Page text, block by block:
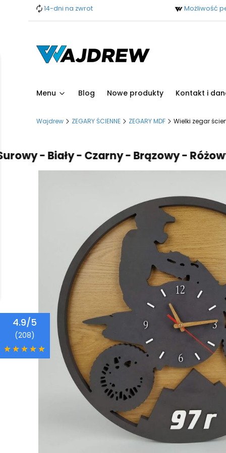
14-dni na zwrot Możliwość
Menu Blog Nowe produkty Kontakt i
Wajdrew ZEGARY ŚCIENNE ZEGARY MDF Wielki zegar
- Biały - Czarny - Brązowy - Różowy -
4.9/5
(208)